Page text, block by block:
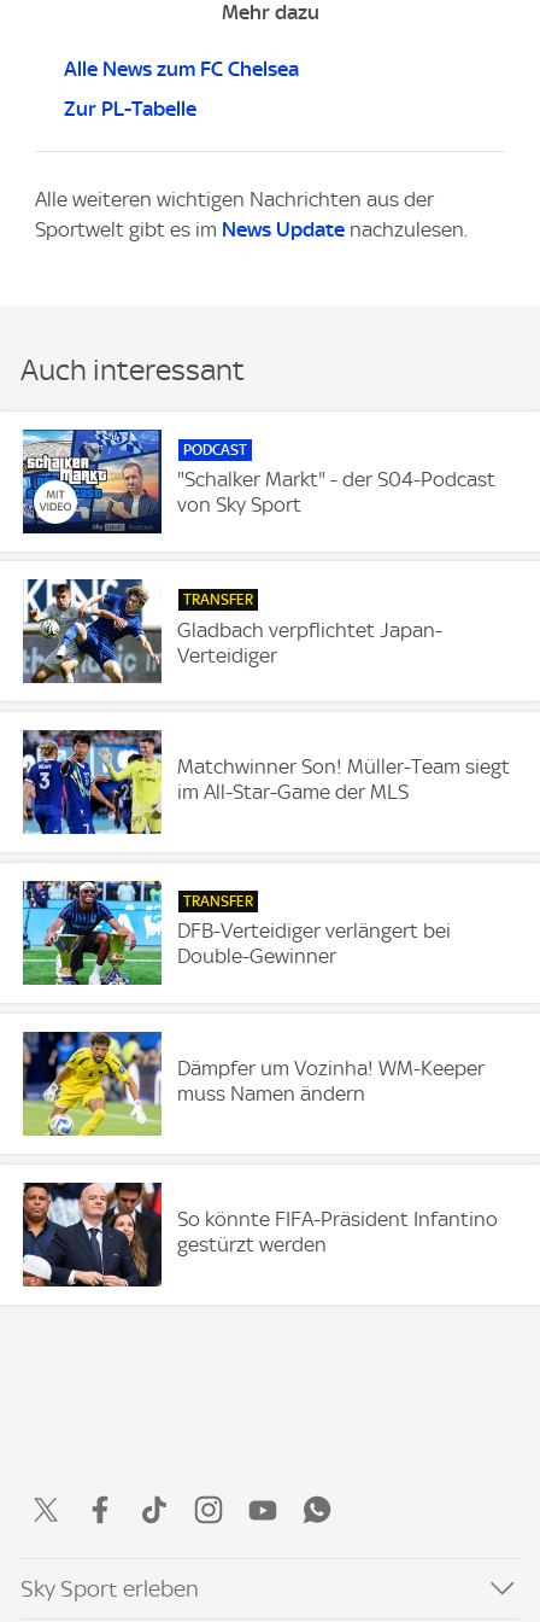
Mehr dazu
Alle News zum FC Chelsea
Zur PL-Tabelle
Alle weiteren wichtigen Nachrichten aus der
Sportwelt gibt es im News Update nachzulesen.
Auch interessant
PODCAST
"Schalker Markt" - der S04-Podcast
von Sky Sport
TRANSFER
Gladbach verpflichtet Japan-
Verteidiger
Matchwinner Son! Müller-Team siegt
im All-Star-Game der MLS
TRANSFER
DFB-Verteidiger verlängert bei
Double-Gewinner
Dämpfer um Vozinha! WM-Keeper
muss Namen ändern
So könnte FIFA-Präsident Infantino
gestürzt werden
Sky Sport erleben